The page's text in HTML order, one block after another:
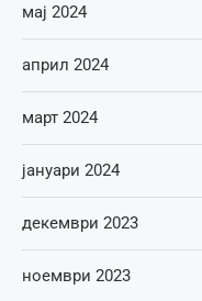
мај 2024
април 2024
март 2024
јануари 2024
декември 2023
ноември 2023